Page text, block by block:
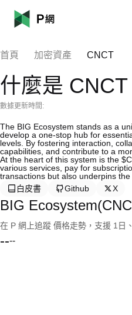
首頁 加密資產 CNCT
什麼是 CNCT
數據更新時間:
The BIG Ecosystem stands as a
develop a one-stop hub for
levels. By fostering interaction,
capabilities, and contribute to a
At the heart of this system is the
various services, pay for
transactions but also underpins
白皮書
Github X
BIG
在 P 網上追蹤 價格走勢，支援 1日
----